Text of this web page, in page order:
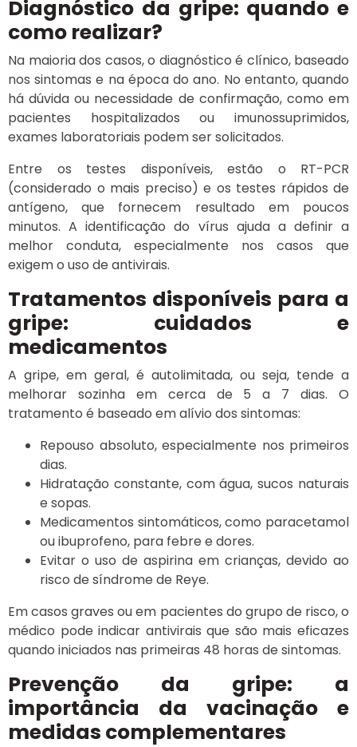
Diagnóstico da gripe: quando e
como realizar?
Na maioria dos casos, o diagnóstico é clínico, baseado
nos sintomas e na época do ano. No entanto, quando
há dúvida ou necessidade de confirmação, como em
pacientes hospitalizados ou imunossuprimidos,
exames laboratoriais podem ser solicitados.
Entre os testes disponíveis, estão o RT-PCR
(considerado o mais preciso) e os testes rápidos de
antígeno, que fornecem resultado em poucos
minutos. A identificação do vírus ajuda a definir a
melhor conduta, especialmente nos casos que
exigem o uso de antivirais.
Tratamentos disponíveis para a
gripe: cuidados e
medicamentos
A gripe, em geral, é autolimitada, ou seja, tende a
melhorar sozinha em cerca de 5 a 7 dias. O
tratamento é baseado em alívio dos sintomas:
Repouso absoluto, especialmente nos primeiros
dias.
Hidratação constante, com água, sucos naturais
e sopas.
Medicamentos sintomáticos, como paracetamol
ou ibuprofeno, para febre e dores.
Evitar o uso de aspirina em crianças, devido ao
risco de síndrome de Reye.
Em casos graves ou em pacientes do grupo de risco, o
médico pode indicar antivirais que são mais eficazes
quando iniciados nas primeiras 48 horas de sintomas.
Prevenção da gripe: a
importância da vacinação e
medidas complementares